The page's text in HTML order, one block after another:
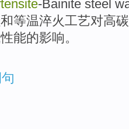
-Bainite steel
和等温淬火工艺对高碳
性能的影响。